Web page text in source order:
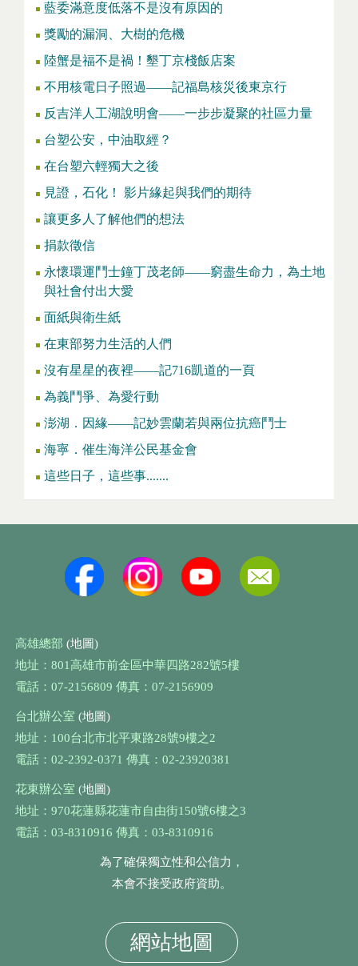
藍委滿意度低落不是沒有原因的
獎勵的漏洞、大樹的危機
陸蟹是福不是禍！墾丁京棧飯店案
不用核電日子照過——記福島核災後東京行
反吉洋人工湖說明會——一步步凝聚的社區力量
台塑公安，中油取經？
在台塑六輕獨大之後
見證，石化！ 影片緣起與我們的期待
讓更多人了解他們的想法
捐款徵信
永懷環運鬥士鐘丁茂老師——窮盡生命力，為土地
與社會付出大愛
面紙與衛生紙
在東部努力生活的人們
沒有星星的夜裡——記716凱道的一頁
為義鬥爭、為愛行動
澎湖．因緣——記妙雲蘭若與兩位抗癌鬥士
海寧．催生海洋公民基金會
這些日子，這些事.......
高雄總部 (地圖)
地址：801高雄市前金區中華四路282號5樓
電話：07-2156809 傳真：07-2156909
台北辦公室 (地圖)
地址：100台北市北平東路28號9樓之2
電話：02-2392-0371 傳真：02-23920381
花東辦公室 (地圖)
地址：970花蓮縣花蓮市自由街150號6樓之3
電話：03-8310916 傳真：03-8310916
為了確保獨立性和公信力，
本會不接受政府資助。
網站地圖